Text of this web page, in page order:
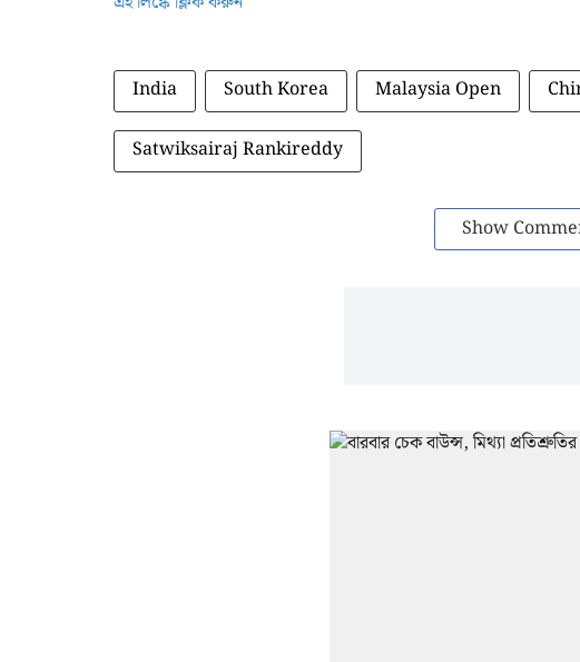
India South Korea Malaysia Open
Satwiksairaj Rankireddy
Show